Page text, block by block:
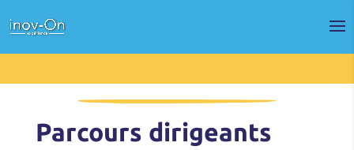
Parcours dirigeants